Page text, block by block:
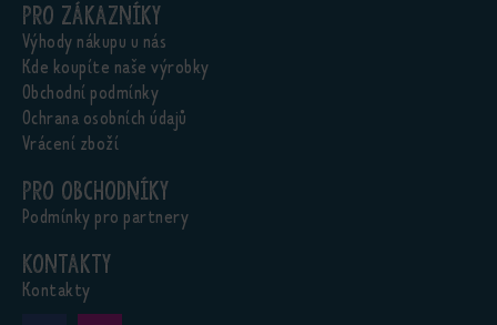
Pro zákazníky
Výhody nákupu u nás
Kde koupíte naše výrobky
Obchodní podmínky
Ochrana osobních údajů
Vrácení zboží
Pro obchodníky
Podmínky pro partnery
Kontakty
Kontakty